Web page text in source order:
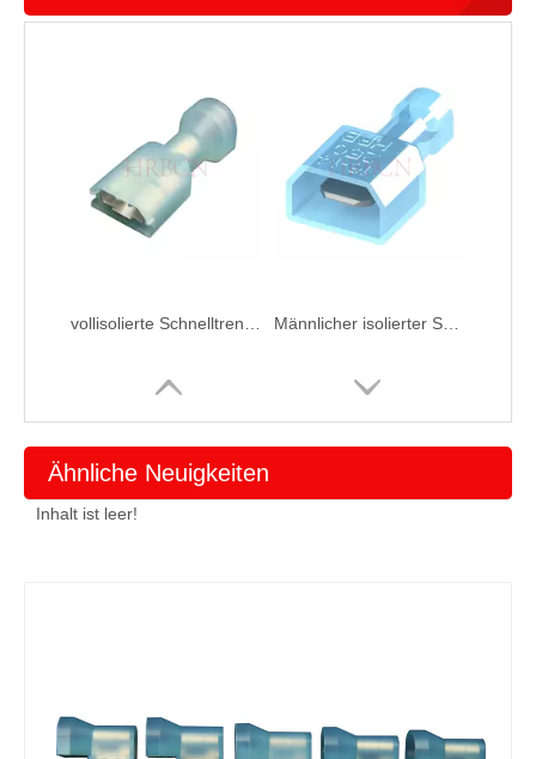
Ähnliche Neuigkeiten
Inhalt ist leer!